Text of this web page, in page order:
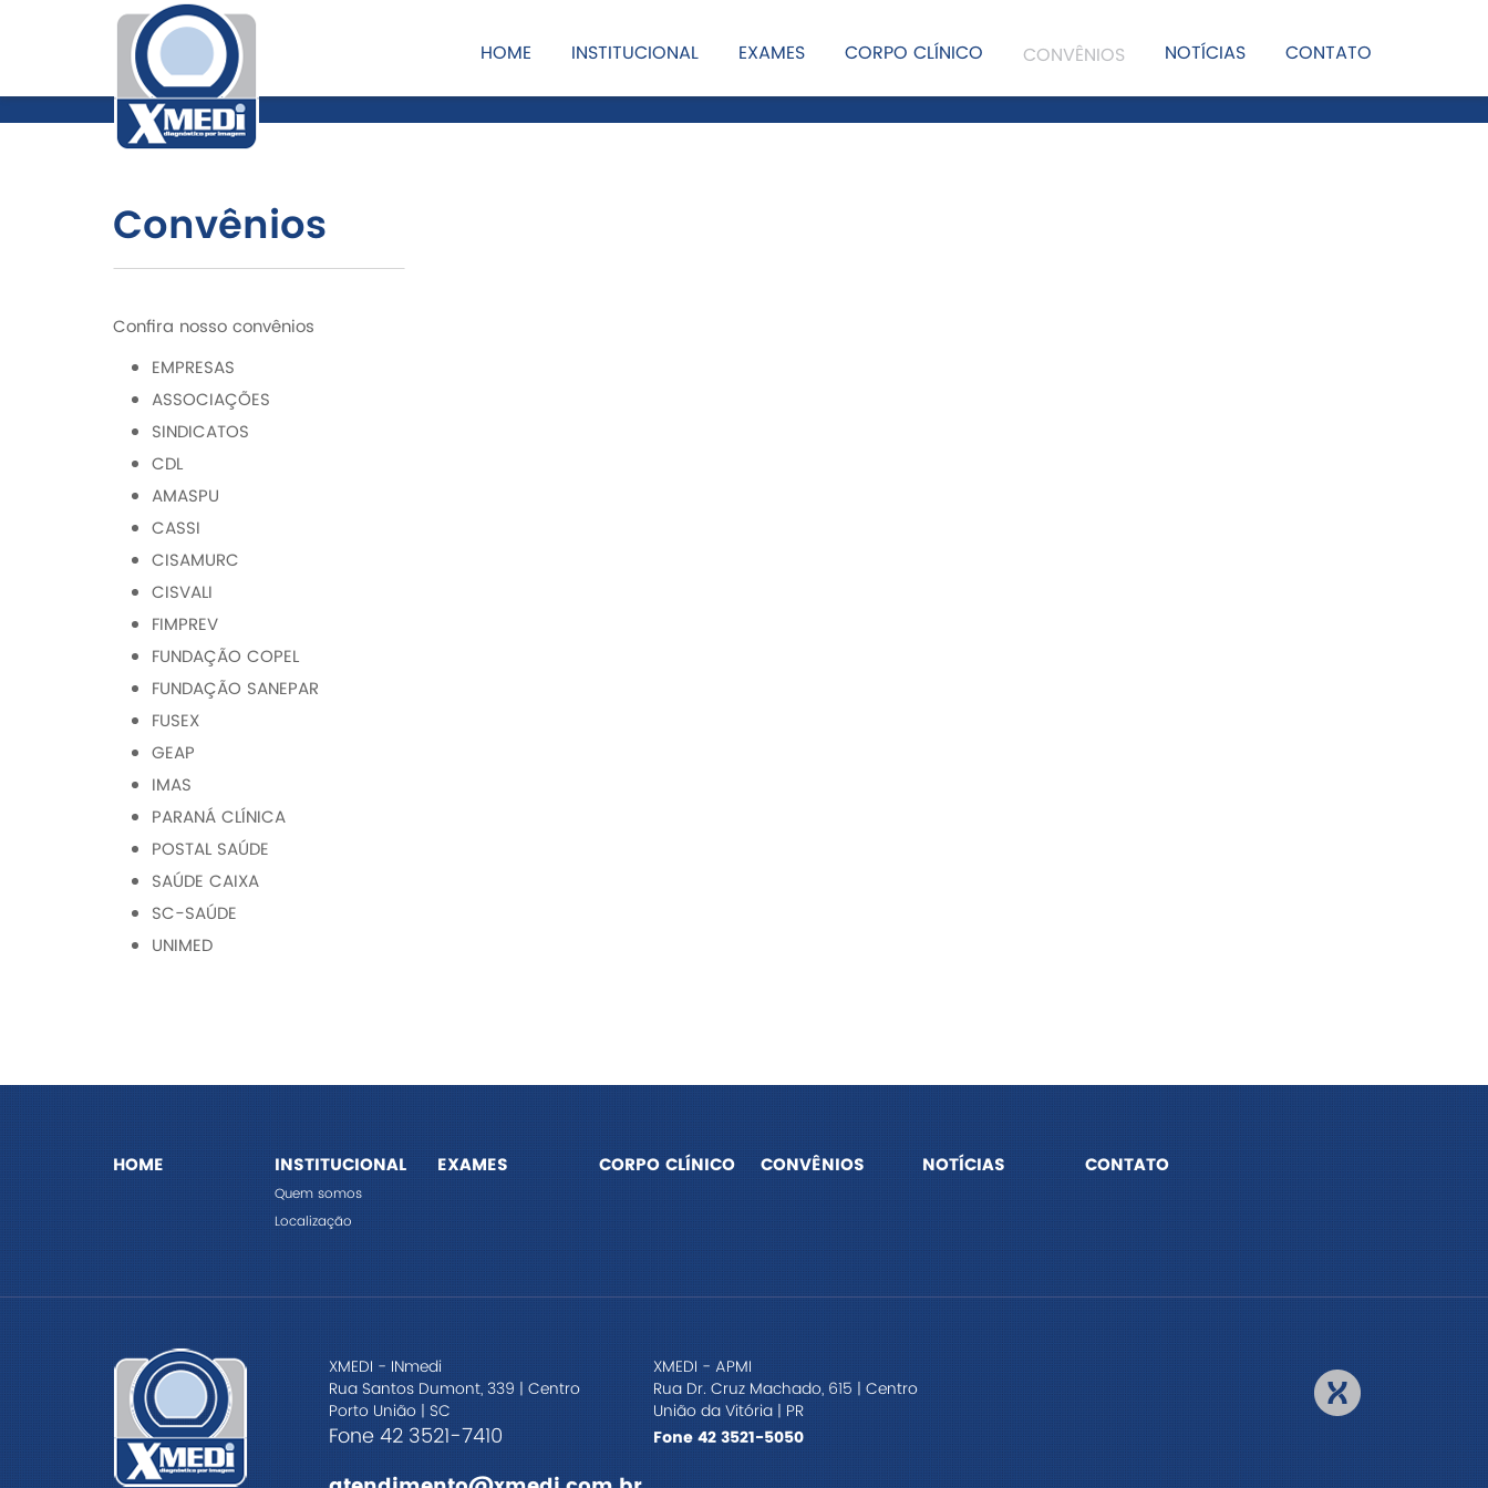
HOME INSTITUCIONAL EXAMES CORPO CLÍNICO CONVÊNIOS NOTÍCIAS CONTATO
Convênios
Confira nosso convênios
EMPRESAS
ASSOCIAÇÕES
SINDICATOS
CDL
AMASPU
CASSI
CISAMURC
CISVALI
FIMPREV
FUNDAÇÃO COPEL
FUNDAÇÃO SANEPAR
FUSEX
GEAP
IMAS
PARANÁ CLÍNICA
POSTAL SAÚDE
SAÚDE CAIXA
SC-SAÚDE
UNIMED
HOME INSTITUCIONAL
Quem somos
Localização
EXAMES CORPO CLÍNICO CONVÊNIOS NOTÍCIAS CONTATO
XMEDI - INmedi
Rua Santos Dumont, 339 | Centro
Porto União | SC
Fone 42 3521-7410
XMEDI - APMI
Rua Dr. Cruz Machado, 615 | Centro
União da Vitória | PR
Fone 42 3521-5050